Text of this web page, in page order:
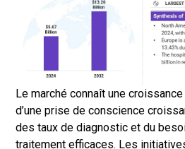
Le marché connaît une
d’une prise de conscience
des taux de diagnostic et du
traitement efficaces. Les